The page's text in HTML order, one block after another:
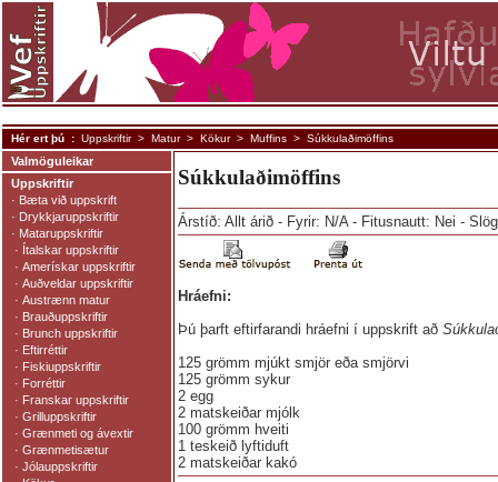
Súkkulaðimöffins
Árstíð: Allt árið - Fyrir: N/A - Fitusnautt: Nei -
Hráefni:
Þú þarft eftirfarandi hráefni í uppskrift að
125 grömm mjúkt smjör eða smjörvi
125 grömm sykur
2 egg
2 matskeiðar mjólk
100 grömm hveiti
1 teskeið lyftiduft
2 matskeiðar kakó
Valmöguleikar
Uppskriftir
· Bæta við uppskrift
· Drykkjaruppskriftir
· Mataruppskriftir
· Ítalskar uppskriftir
· Amerískar uppskriftir
· Auðveldar uppskriftir
· Austrænn matur
· Brauðuppskriftir
· Brunch uppskriftir
· Eftirréttir
· Fiskiuppskriftir
· Forréttir
· Franskar uppskriftir
· Grilluppskriftir
· Grænmeti og ávextir
· Grænmetisætur
· Jólauppskriftir
Hér ert þú : Uppskriftir > Matur > Kökur > Muffins > Súkkulaðimöffins